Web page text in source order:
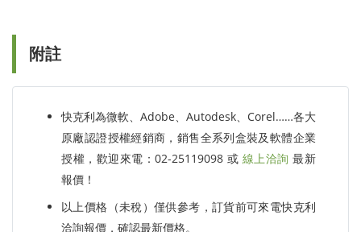
附註
快克利為微軟、Adobe、Autodesk、Corel……各大
原廠認證授權經銷商，銷售全系列盒裝及軟體企業
授權，歡迎來電：02-25119098 或 線上洽詢 最新
報價！
以上價格（未稅）僅供參考，訂貨前可來電快克利
洽詢報價，確認最新價格。